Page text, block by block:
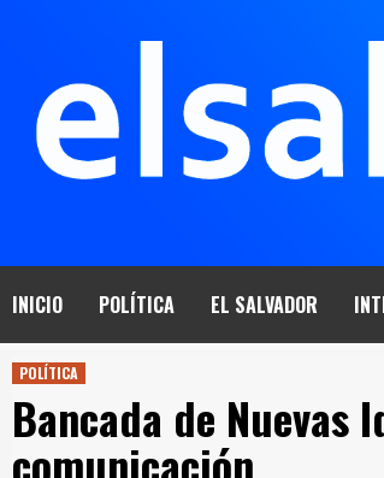
INICIO POLÍTICA EL SALVADOR
POLÍTICA
Bancada de Nuevas
comunicación